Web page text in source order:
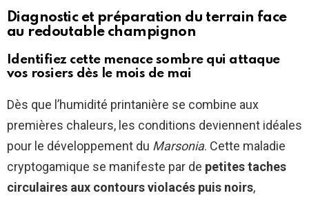
Diagnostic et préparation du terrain face
au redoutable champignon
Identifiez cette menace sombre qui attaque
vos rosiers dès le mois de mai
Dès que l’humidité printanière se combine aux
premières chaleurs, les conditions deviennent idéales
pour le développement du Marsonia. Cette maladie
cryptogamique se manifeste par de petites taches
circulaires aux contours violacés puis noirs,